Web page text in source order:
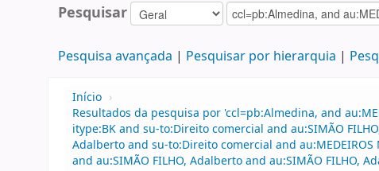
Pesquisar
Pesquisa avançada Pesquisar por hierarquia
Início ›
Resultados da pesquisa por 'ccl=pb:Almedina, and
itype:BK and su-to:Direito comercial and au:SIMÃO
Adalberto and su-to:Direito comercial and au:MEDEIROS
and au:SIMÃO FILHO, Adalberto and au:SIMÃO FILHO,